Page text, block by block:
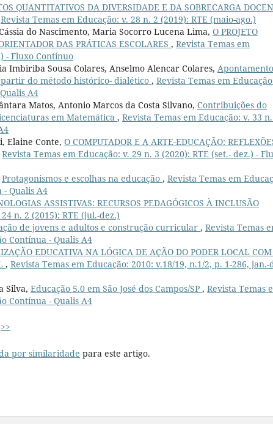
QUANTITATIVOS DA DIVERSIDADE E DA SOBRECARGA
Revista Temas em Educação: v. 28 n. 2 (2019): RTE (maio-ago.)
do Nascimento, Maria Socorro Lucena Lima, O PROJETO
DAS PRÁTICAS ESCOLARES , Revista Temas em
- Fluxo Contínuo
Imbiriba Sousa Colares, Anselmo Alencar Colares,
do método histórico- dialético , Revista Temas em
A4
Matos, Antonio Marcos da Costa Silvano, Contribuições do
em Matemática , Revista Temas em Educação: v. 33
Elaine Conte, O COMPUTADOR E A ARTE-EDUCAÇÃO:
Revista Temas em Educação: v. 29 n. 3 (2020): RTE (set.- dez.) -
Protagonismos e escolhas na educação , Revista Temas em
- Qualis A4
ASSISTIVAS: RECURSOS PEDAGÓGICOS À INCLUSÃO
n. 2 (2015): RTE (jul.-dez.)
de jovens e adultos e construção curricular , Revista Temas
Contínua - Qualis A4
EDUCATIVA NA LÓGICA DE AÇÃO DO PODER LOCAL
, Revista Temas em Educação: 2010: v.18/19, n.1/2, p. 1-286, jan.-
Silva, Educação 5.0 em São José dos Campos/SP , Revista Temas
Contínua - Qualis A4
>>
por similaridade para este artigo.